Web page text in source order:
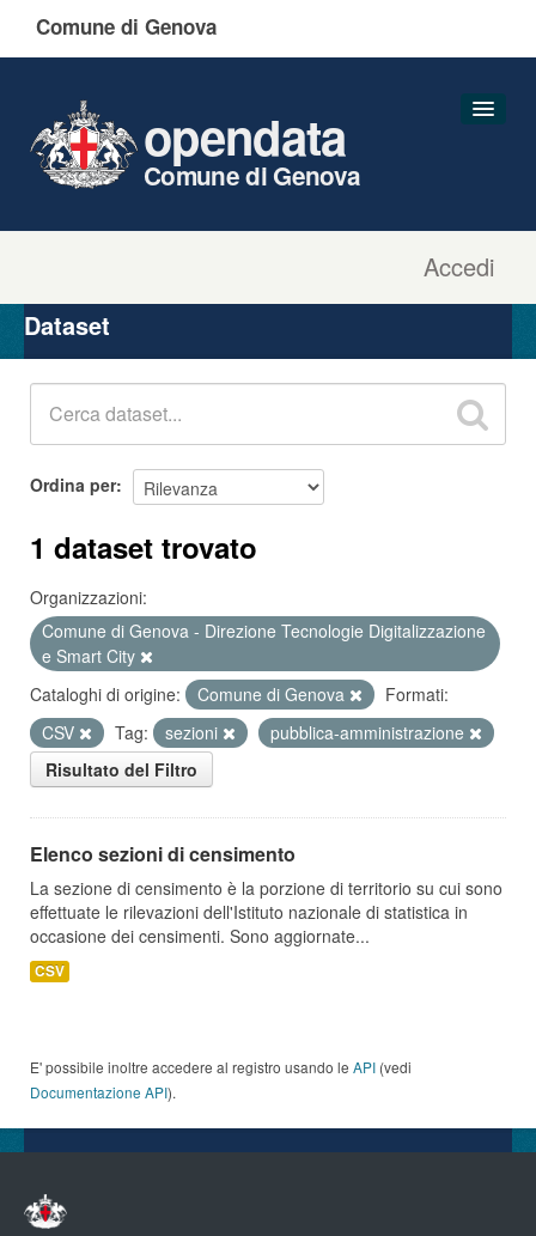
Comune di Genova
Accedi
opendata
Comune di Genova
Organizzazioni
Gruppi
Dataset
Ordina per
1 dataset trovato
Organizzazioni:
Comune di Genova - Direzione Tecnologie Digitalizzazione
e Smart City
Cataloghi di origine:
Comune di Genova
Formati:
CSV
Tag: sezioni
pubblica-amministrazione
Risultato del Filtro
Elenco sezioni di censimento
La sezione di censimento è la porzione di territorio su cui sono
effettuate le rilevazioni dell'Istituto nazionale di statistica in
occasione dei censimenti. Sono aggiornate...
CSV
E' possibile inoltre accedere al registro usando le API (vedi
Documentazione API).